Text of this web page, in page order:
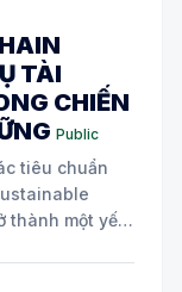
TÀI
CHIẾN
Public
tiêu chuẩn
thành một yếu